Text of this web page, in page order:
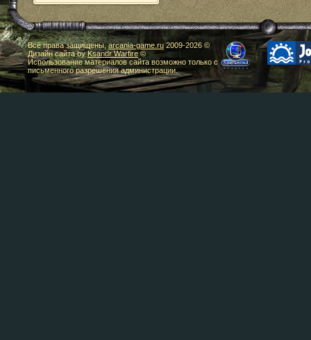
Все права защищены,arcania-game.ru2009-2026 ©
Дизайн сайта byKsandr Warfire©
Использование материалов сайта возможно только с
письменного разрешения администрации.